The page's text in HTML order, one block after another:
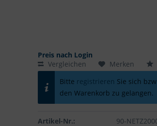
Preis nach Login
Vergleichen
Merken
Bitte registrieren Sie sich
den Warenkorb zu gelangen.
Artikel-Nr.: 90-